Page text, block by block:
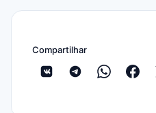
Compartilhar